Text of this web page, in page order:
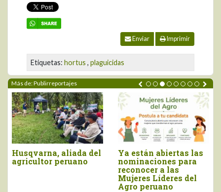
Enviar Imprimir
Etiquetas: hortus , plaguicidas
Más de: Publirreportajes
Husqvarna, aliada del
agricultor peruano
Ya están abiertas las
nominaciones para
reconocer a las
Mujeres Líderes del
Agro peruano